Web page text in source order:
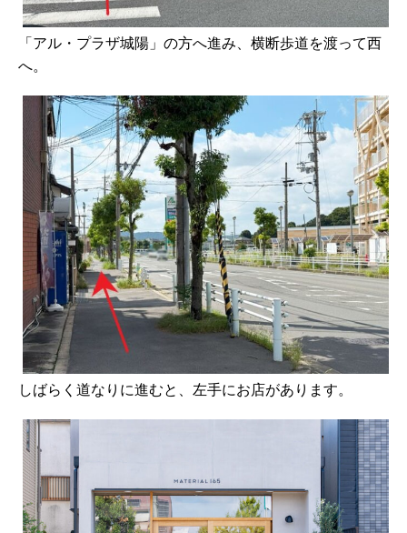
「アル・プラザ城陽」の方へ進み、横断歩道を渡って西
へ。
しばらく道なりに進むと、左手にお店があります。